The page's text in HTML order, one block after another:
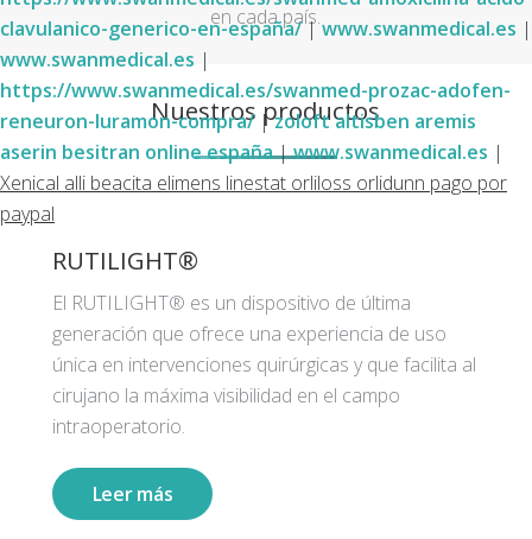
clavulanico-generico-en-españa/|www.swanmedical.es |
www.swanmedical.es |
https://www.swanmedical.es/swanmed-prozac-adofen-
reneuron-luramon-compra/|zoloft altisben aremis
aserin besitran online españa|www.swanmedical.es |
Xenical alli beacita elimens linestat orliloss orlidunn pago por
paypal
en cada país.
Nuestros productos
RUTILIGHT®
El RUTILIGHT® es un dispositivo de última
generación que ofrece una experiencia de uso
única en intervenciones quirúrgicas y que facilita al
cirujano la máxima visibilidad en el campo
intraoperatorio.
Leer más